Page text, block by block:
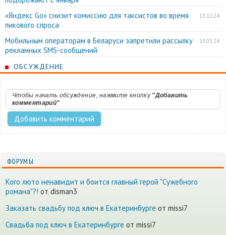
13.12.24
«Яндекс Go» снизит комиссию для таксистов во время
пикового спроса
13.03.24
Мобильным операторам в Беларуси запретили рассылку
рекламных SMS-сообщений
ОБСУЖДЕНИЕ
Чтобы начать обсуждение, нажмите кнопку "Добавить
комментарий"
ФОРУМЫ
Кого люто ненавидит и боится главный герой "Сужебного
романа"?! от disman3
Заказать свадьбу под ключ в Екатеринбурге от missi7
Cвадьба под ключ в Екатеринбурге от missi7